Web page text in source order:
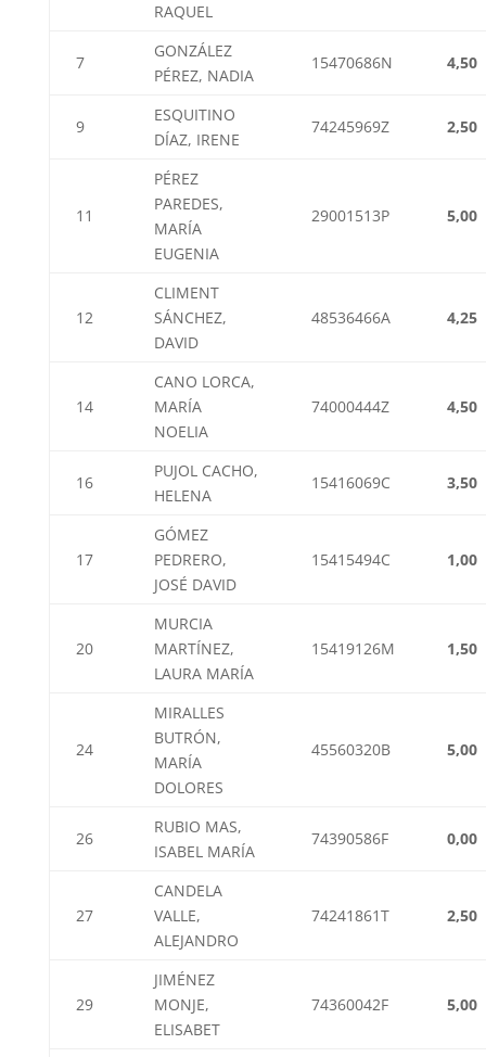
RAQUEL
7
GONZÁLEZ
PÉREZ, NADIA
15470686N 4,50
9
ESQUITINO
DÍAZ, IRENE
74245969Z 2,50
11
PÉREZ
PAREDES,
MARÍA
EUGENIA
29001513P 5,00
12
CLIMENT
SÁNCHEZ,
DAVID
48536466A 4,25
14
CANO LORCA,
MARÍA
NOELIA
74000444Z 4,50
16
PUJOL CACHO,
HELENA
15416069C 3,50
17
GÓMEZ
PEDRERO,
JOSÉ DAVID
15415494C 1,00
20
MURCIA
MARTÍNEZ,
LAURA MARÍA
15419126M 1,50
24
MIRALLES
BUTRÓN,
MARÍA
DOLORES
45560320B 5,00
26
RUBIO MAS,
ISABEL MARÍA
74390586F 0,00
27
CANDELA
VALLE,
ALEJANDRO
74241861T 2,50
29
JIMÉNEZ
MONJE,
ELISABET
74360042F 5,00